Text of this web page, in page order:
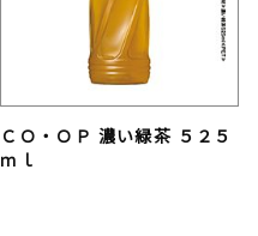
ＣＯ・ＯＰ 濃い緑茶 ５２５
ｍｌ